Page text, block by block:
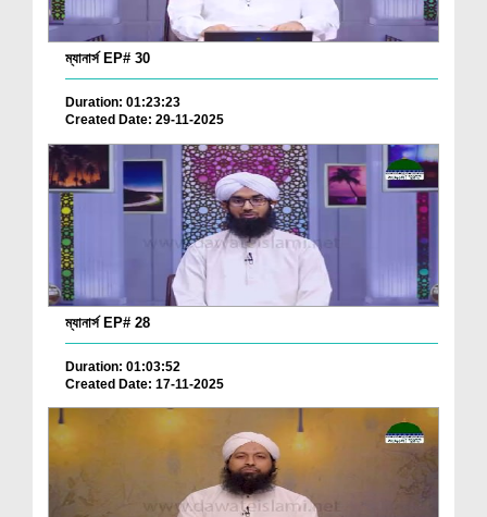
ম্যানার্স EP# 30
Duration: 01:23:23
Created Date: 29-11-2025
ম্যানার্স EP# 28
Duration: 01:03:52
Created Date: 17-11-2025